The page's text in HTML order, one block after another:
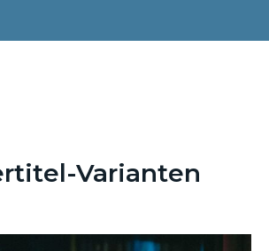
Varianten